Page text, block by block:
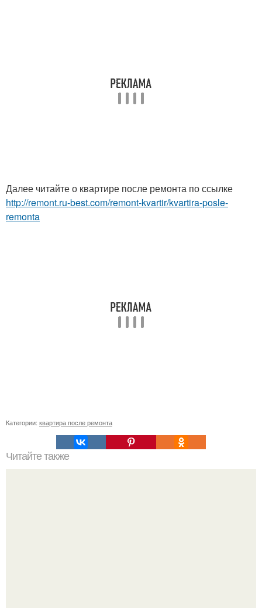
Далее читайте о квартире после ремонта по ссылке
http://remont.ru-best.com/remont-kvartir/kvartira-posle-
remonta
Категории: квартира после ремонта
Читайте также